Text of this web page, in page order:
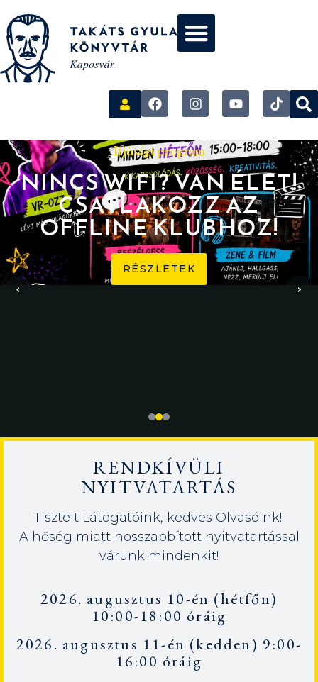
Ifjúsági program
NINCS WIFI? VAN ÉLET!
CSATLAKOZZ AZ
OFFLINE KLUBHOZ!
RÉSZLETEK
‹ ›
RENDKÍVÜLI
NYITVATARTÁS
Tisztelt Látogatóink, kedves Olvasóink!
A hőség miatt hosszabbított nyitvatartással
várunk mindenkit!
2026. augusztus 10-én (hétfőn)
10:00-18:00 óráig
2026. augusztus 11-én (kedden) 9:00-
16:00 óráig